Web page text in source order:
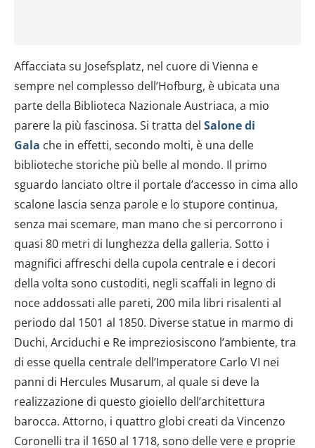
Affacciata su Josefsplatz, nel cuore di Vienna e
sempre nel complesso dell’Hofburg, è ubicata una
parte della Biblioteca Nazionale Austriaca, a mio
parere la più fascinosa. Si tratta del Salone di
Gala che in effetti, secondo molti, è una delle
biblioteche storiche più belle al mondo. Il primo
sguardo lanciato oltre il portale d’accesso in cima allo
scalone lascia senza parole e lo stupore continua,
senza mai scemare, man mano che si percorrono i
quasi 80 metri di lunghezza della galleria. Sotto i
magnifici affreschi della cupola centrale e i decori
della volta sono custoditi, negli scaffali in legno di
noce addossati alle pareti, 200 mila libri risalenti al
periodo dal 1501 al 1850. Diverse statue in marmo di
Duchi, Arciduchi e Re impreziosiscono l’ambiente, tra
di esse quella centrale dell’Imperatore Carlo VI nei
panni di Hercules Musarum, al quale si deve la
realizzazione di questo gioiello dell’architettura
barocca. Attorno, i quattro globi creati da Vincenzo
Coronelli tra il 1650 al 1718, sono delle vere e proprie